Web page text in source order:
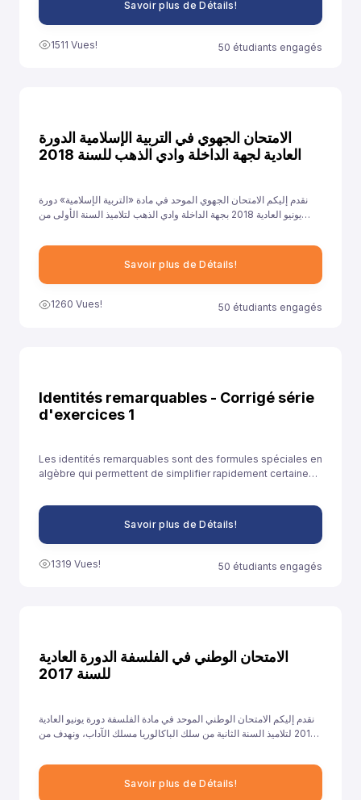
Savoir plus de Détails!
1511 Vues! 50 étudiants engagés
الامتحان الجهوي في التربية الإسلامية الدورة
العادية لجهة الداخلة وادي الذهب للسنة 2018
نقدم إليكم الامتحان الجهوي الموحد في مادة «التربية الإسلامية» دورة
يونيو العادية 2018 بجهة الداخلة وادي الذهب لتلاميذ السنة الأولى من
توفيرنا لهذا النموذج إلى مساعدة تلاميذ على الاستعداد الجيد لخوض غمار
Savoir plus de Détails!
1260 Vues! 50 étudiants engagés
Identités remarquables - Corrigé série
d'exercices 1
Les identités remarquables sont des formules spéciales en
algèbre qui permettent de simplifier rapidement certaines
des expressions ou résoudre des équations plus
Savoir plus de Détails!
1319 Vues! 50 étudiants engagés
الامتحان الوطني في الفلسفة الدورة العادية
للسنة 2017
نقدم إليكم الامتحان الوطني الموحد في مادة الفلسفة دورة يونيو العادية
2017 لتلاميذ السنة الثانية من سلك الباكالوريا مسلك الآداب، ونهدف من
على الاستعداد الجيد لخوض غمار الامتحانات الوطنية الموحدة.
Savoir plus de Détails!